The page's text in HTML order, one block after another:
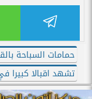
حمامات السباحة
تشهد اقبالا كبيرا